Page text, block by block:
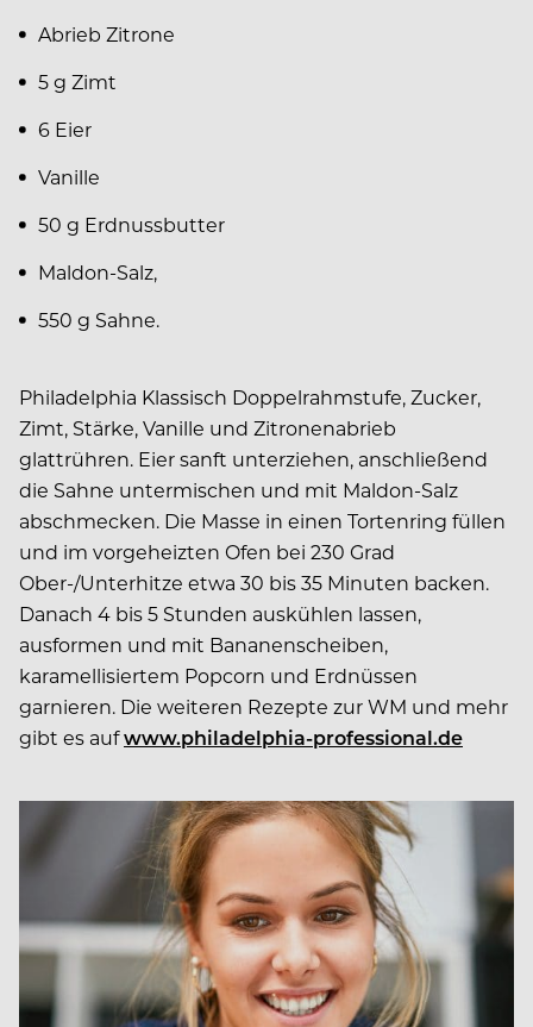
Abrieb Zitrone
5 g Zimt
6 Eier
Vanille
50 g Erdnussbutter
Maldon-Salz,
550 g Sahne.
Philadelphia Klassisch Doppelrahmstufe, Zucker,
Zimt, Stärke, Vanille und Zitronenabrieb
glattrühren. Eier sanft unterziehen, anschließend
die Sahne untermischen und mit Maldon-Salz
abschmecken. Die Masse in einen Tortenring füllen
und im vorgeheizten Ofen bei 230 Grad
Ober-/Unterhitze etwa 30 bis 35 Minuten backen.
Danach 4 bis 5 Stunden auskühlen lassen,
ausformen und mit Bananenscheiben,
karamellisiertem Popcorn und Erdnüssen
garnieren. Die weiteren Rezepte zur WM und mehr
gibt es aufwww.philadelphia-professional.de